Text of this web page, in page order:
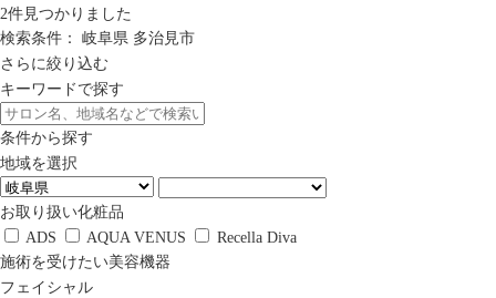
2件見つかりました
検索条件：
岐阜県 多治見市
さらに絞り込む
キーワードで探す
条件から探す
地域を選択
お取り扱い化粧品
ADS
AQUA VENUS
Recella Diva
施術を受けたい美容機器
フェイシャル